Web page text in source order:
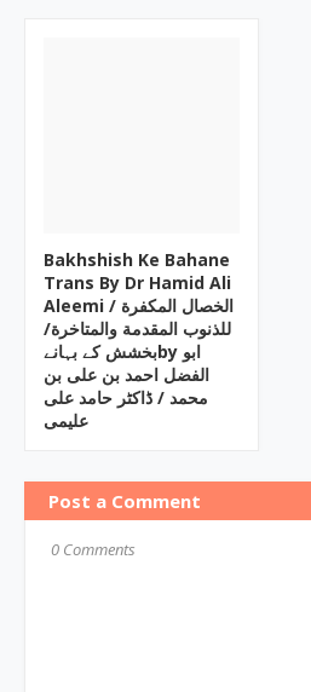
Bakhshish Ke Bahane
Trans By Dr Hamid Ali
Aleemi / الخصال المکفرة
للذنوب المقدمة والمتاخرة/
بخشش کے بہانےby ابو
الفضل احمد بن علی بن
محمد / ڈاکٹر حامد علی
علیمی
Post a Comment
0 Comments